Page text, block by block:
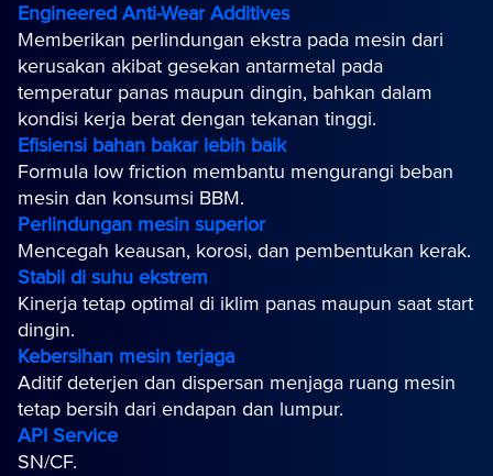
Engineered Anti-Wear Additives
Memberikan perlindungan ekstra pada mesin dari
kerusakan akibat gesekan antarmetal pada
temperatur panas maupun dingin, bahkan dalam
kondisi kerja berat dengan tekanan tinggi.
Efisiensi bahan bakar lebih baik
Formula low friction membantu mengurangi beban
mesin dan konsumsi BBM.
Perlindungan mesin superior
Mencegah keausan, korosi, dan pembentukan kerak.
Stabil di suhu ekstrem
Kinerja tetap optimal di iklim panas maupun saat start
dingin.
Kebersihan mesin terjaga
Aditif deterjen dan dispersan menjaga ruang mesin
tetap bersih dari endapan dan lumpur.
API Service
SN/CF.